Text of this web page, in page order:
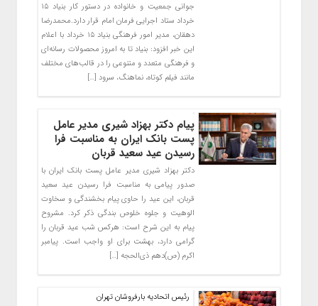
جوانی جمعیت و خانواده در دستور کار بنیاد ۱۵
خرداد ستاد اجرایی فرمان امام قرار دارد.محمدرضا
دهقان، مدیر امور فرهنگی بنیاد ۱۵ خرداد با اعلام
این خبر افزود: بنیاد تا به امروز محصولات رسانه‌ای
و فرهنگی متعدد و متنوعی را در قالب‌های مختلف
مانند فیلم کوتاه، نماهنگ، سرود […]
پیام دکتر بهزاد شیری مدیر عامل
پست بانک ایران به مناسبت فرا
رسیدن عید سعید قربان
دکتر بهزاد شیری مدیر عامل پست بانک ایران با
صدور پیامی به مناسبت فرا رسیدن عید سعید
قربان، این عید را حاوی پیام بخشندگی و سخاوت
الوهیت و جلوه خلوص بندگی ذکر کرد. مشروح
پیام به این شرح است: هرکس شب عید قربان را
گرامی دارد، بهشت برای او واجب است. پیامبر
اکرم (ص)دهم ذی‌الحجه […]
رئیس اتحادیه بارفروشان تهران